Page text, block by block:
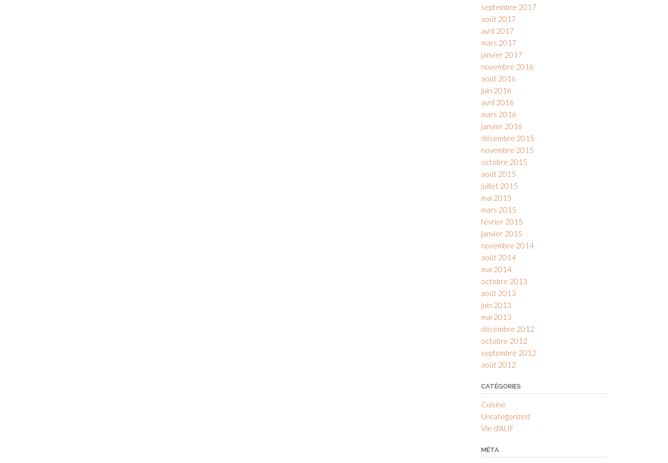
septembre 2017
août 2017
avril 2017
mars 2017
janvier 2017
novembre 2016
août 2016
juin 2016
avril 2016
mars 2016
janvier 2016
décembre 2015
novembre 2015
octobre 2015
août 2015
juillet 2015
mai 2015
mars 2015
février 2015
janvier 2015
novembre 2014
août 2014
mai 2014
octobre 2013
août 2013
juin 2013
mai 2013
décembre 2012
octobre 2012
septembre 2012
août 2012
CATÉGORIES
Cuisine
Uncategorized
Vie d'ALIF
MÉTA